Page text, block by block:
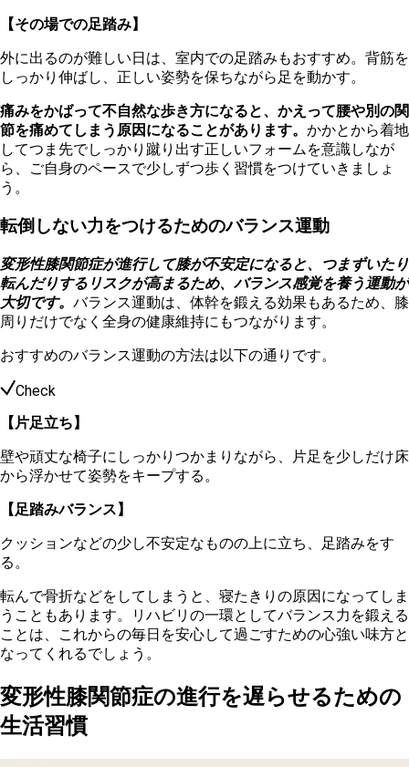
【その場での足踏み】
外に出るのが難しい日は、室内での足踏みもおすすめ。背筋を
しっかり伸ばし、正しい姿勢を保ちながら足を動かす。
痛みをかばって不自然な歩き方になると、かえって腰や別の関
節を痛めてしまう原因になることがあります。 かかとから着地
してつま先でしっかり蹴り出す正しいフォームを意識しなが
ら、ご自身のペースで少しずつ歩く習慣をつけていきましょ
う。
転倒しない力をつけるためのバランス運動
変形性膝関節症が進行して膝が不安定になると、つまずいたり
転んだりするリスクが高まるため、バランス感覚を養う運動が
大切です。 バランス運動は、体幹を鍛える効果もあるため、膝
周りだけでなく全身の健康維持にもつながります。
おすすめのバランス運動の方法は以下の通りです。
Check
【片足立ち】
壁や頑丈な椅子にしっかりつかまりながら、片足を少しだけ床
から浮かせて姿勢をキープする。
【足踏みバランス】
クッションなどの少し不安定なものの上に立ち、足踏みをす
る。
転んで骨折などをしてしまうと、寝たきりの原因になってしま
うこともあります。リハビリの一環としてバランス力を鍛える
ことは、これからの毎日を安心して過ごすための心強い味方と
なってくれるでしょう。
変形性膝関節症の進行を遅らせるための
生活習慣